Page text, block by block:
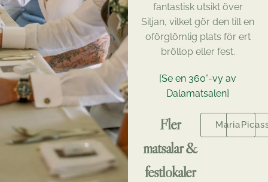
fantastisk utsikt över
Siljan, vilket gör den till en
oförglömlig plats för ert
bröllop eller fest.
[Se en 360°-vy av
Dalamatsalen]
Fler
matsalar &
festlokaler
Maria